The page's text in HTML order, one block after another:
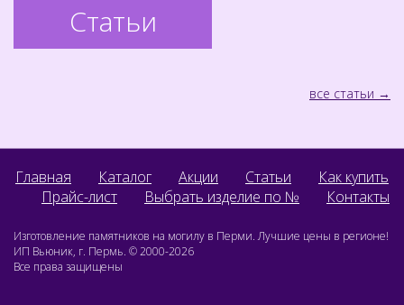
Статьи
все статьи
Главная Каталог Акции Статьи
Как купить
Прайс-лист
Выбрать изделие по № Контакты
Изготовление памятников на могилу в Перми. Лучшие цены в регионе!
ИП Вьюник, г. Пермь. © 2000-2026
Все права защищены